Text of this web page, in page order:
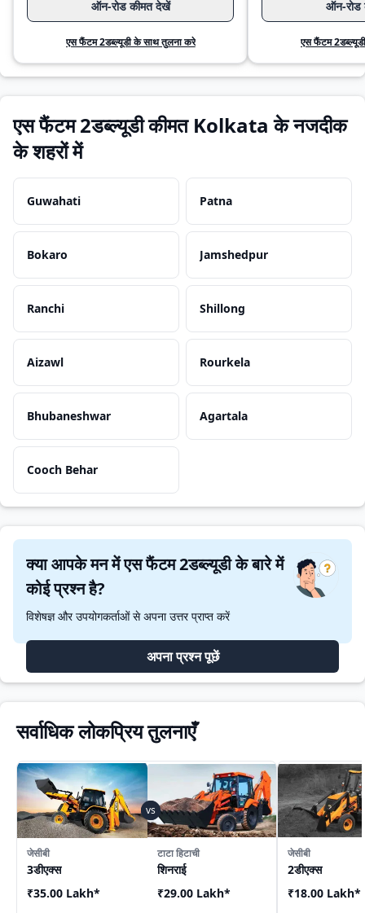
ऑन-रोड कीमत देखें
एस फैंटम 2डब्ल्यूडी के साथ तुलना करे
ऑन-रोड
एस फैंटम
एस फैंटम 2डब्ल्यूडी कीमत Kolkata के नजदीक
के शहरों में
Guwahati Patna
Bokaro Jamshedpur
Ranchi Shillong
Aizawl Rourkela
Bhubaneshwar Agartala
Cooch Behar
क्या आपके मन में एस फैंटम 2डब्ल्यूडी के बारे में
कोई प्रश्न है?
विशेषज्ञ और उपयोगकर्ताओं से अपना उत्तर प्राप्त करें
अपना प्रश्न पूछें
सर्वाधिक लोकप्रिय तुलनाएँ
जेसीबी
3डीएक्स
₹35.00 Lakh*
टाटा हिटाची
शिनराई
₹29.00 Lakh*
जेसीबी
2डीएक्स
₹18.00 Lakh*